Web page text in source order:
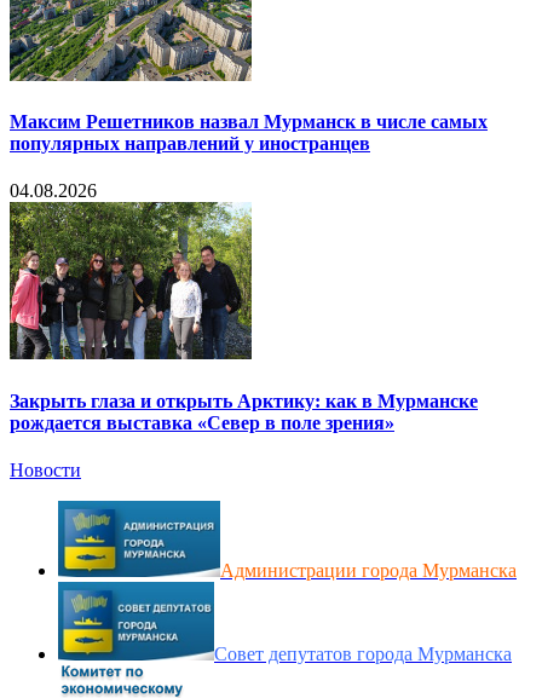
Максим Решетников назвал Мурманск в числе самых
популярных направлений у иностранцев
04.08.2026
Закрыть глаза и открыть Арктику: как в Мурманске
рождается выставка «Север в поле зрения»
Новости
Администрации города Мурманска
Совет депутатов города Мурманска